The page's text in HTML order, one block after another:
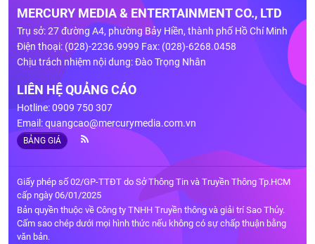
MERCURY MEDIA & ENTERTAINMENT CO., LTD
Trụ sở: 27 đường A4, phường Bảy Hiền, thành phố Hồ Chí Minh
Điện thoại: (028)-2236.9999 Fax: (028)-6268.0458
Chịu trách nhiệm nội dung: Đào Trọng Nhân
LIÊN HỆ QUẢNG CÁO
Hotline: 0909 750 307
Email:quangcao@mercurymedia.com.vn
BẢNG GIÁ
Giấy phép số 02/GP-TTĐT do Sở Thông Tin và Truyền Thông Tp.HCM
cấp ngày 06/01/2025
Bản quyền thuộc về Công ty TNHH Truyền thông và giải trí Sao Thủy.
Cấm sao chép dưới mọi hình thức nếu không có sự chấp thuận bằng
văn bản.